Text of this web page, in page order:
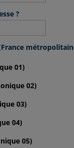
?
01)
02)
03)
04)
05)